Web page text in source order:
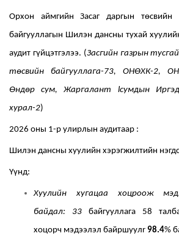
Орхон аймгийн Засаг даргын төсвийн
байгууллагын Шилэн дансны тухай
аудит гүйцэтгэлээ. (Засгийн газрын
төсвийн байгууллага-73, ОНӨХК-2,
Өндөр сум, Жаргалант lсумдын
хурал-2)
2026 оны 1-р улирлын аудитаар :
Шилэн дансны хуулийн хэрэгжилтийн
Үүнд:
Хуулийн хугацаа хоцроож
байдал: 33 байгууллага 58
хоцорч мэдээлэл байршуулr 98.4%